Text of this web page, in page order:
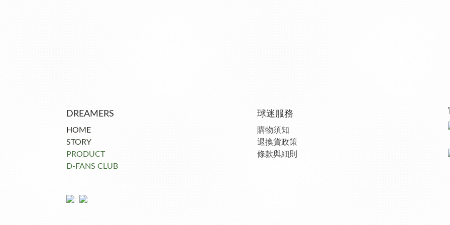
DREAMERS
HOME
STORY
PRODUCT
D-FANS CLUB
球迷服務
購物須知
退換貨政策
條款與細則